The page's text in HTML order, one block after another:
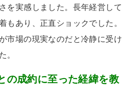
を実感しました。長年経営して
もあり、正直ショックでした。
市場の現実なのだと冷静に受け
。
の成約に至った経緯を教